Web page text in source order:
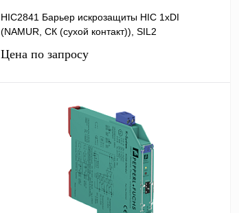
HIC2841 Барьер искрозащиты HIC 1хDI
(NAMUR, СК (сухой контакт)), SIL2
Цена по запросу
Запросить цену
Сравнение
Под заказ